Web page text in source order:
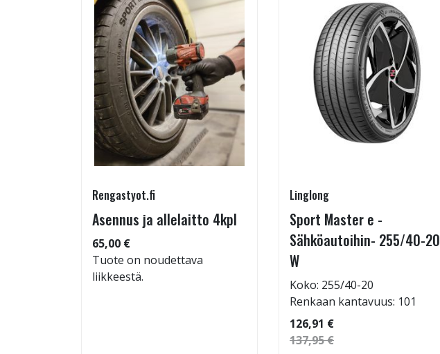
Rengastyot.fi
Asennus ja allelaitto 4kpl
65,00 €
Tuote on noudettava
liikkeestä.
Linglong
Sport Master e -
Sähköautoihin- 255/40-20
W
Koko: 255/40-20
Renkaan kantavuus: 101
126,91 €
137,95 €